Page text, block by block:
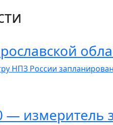
НПЗ России
— измеритель